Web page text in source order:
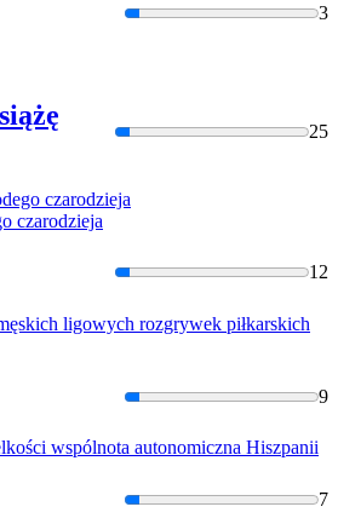
3
25
czarodzieja
czarodzieja
12
ligowych rozgrywek piłkarskich
9
wspólnota autonomiczna Hiszpanii
7